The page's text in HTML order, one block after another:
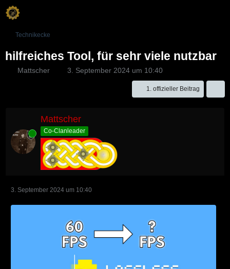
Technikecke
hilfreiches Tool, für sehr viele nutzbar
Mattscher 3. September 2024 um 10:40
1. offizieller Beitrag
Online
Mattscher
Co-Clanleader
3. September 2024 um 10:40